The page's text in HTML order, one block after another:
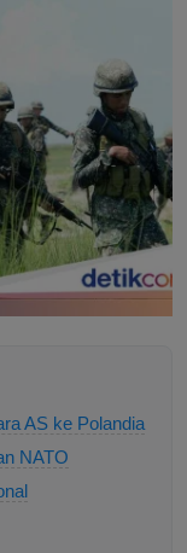
AS ke Polandia
NATO